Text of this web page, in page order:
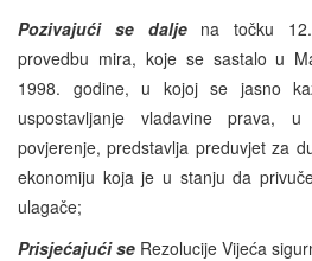
Pozivajući se
daljena točku
provedbu mira, koje se sastalo u
1998. godine, u kojoj se jasno
uspostavljanje vladavine prava,
povjerenje, predstavlja preduvjet za
ekonomiju koja je u stanju da
ulagače;
Prisjećajući se Rezolucije Vijeća